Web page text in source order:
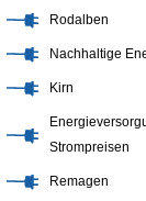
Rodalben
Nachhaltige
Kirn
Strompreisen
Remagen